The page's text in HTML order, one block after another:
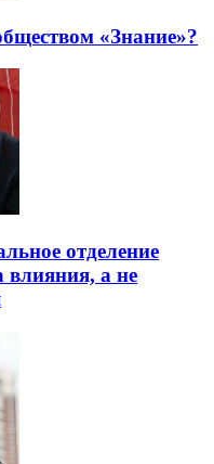
«Знание»?
отделение
а не